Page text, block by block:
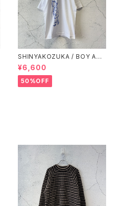
SHINYAKOZUKA / BOY AND
GIRL / WHITE
¥6,600
50%OFF